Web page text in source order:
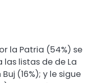
la Patria (54%) se
listas de de La
(16%); y le sigue